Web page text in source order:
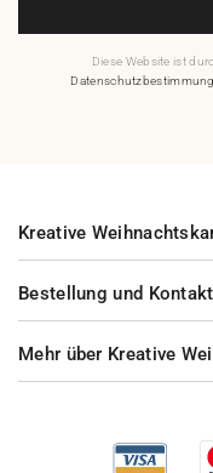
Diese Website ist
Bestellung und Kontakt
Mehr über Kreative
Kreative